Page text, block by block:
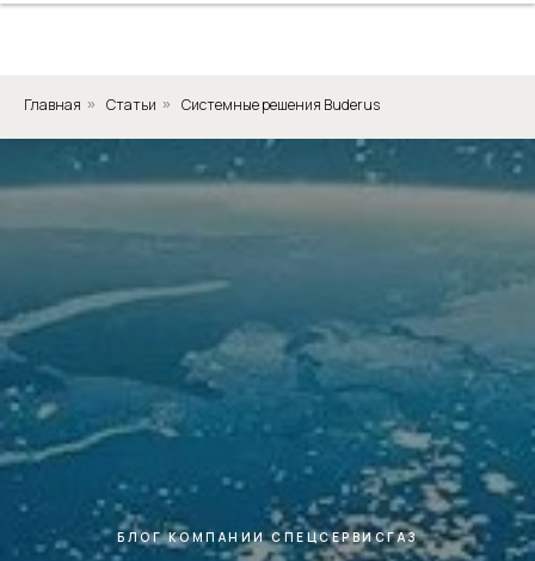
Главная » Статьи » Системные решения Buderus
БЛОГ КОМПАНИИ СПЕЦСЕРВИСГАЗ